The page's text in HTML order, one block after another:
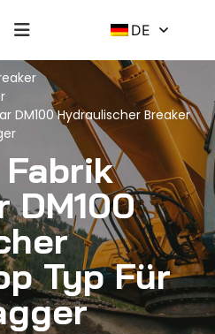
DE
DM100 Hydraulischer Breaker
Fabrik
DM100
Typ Für